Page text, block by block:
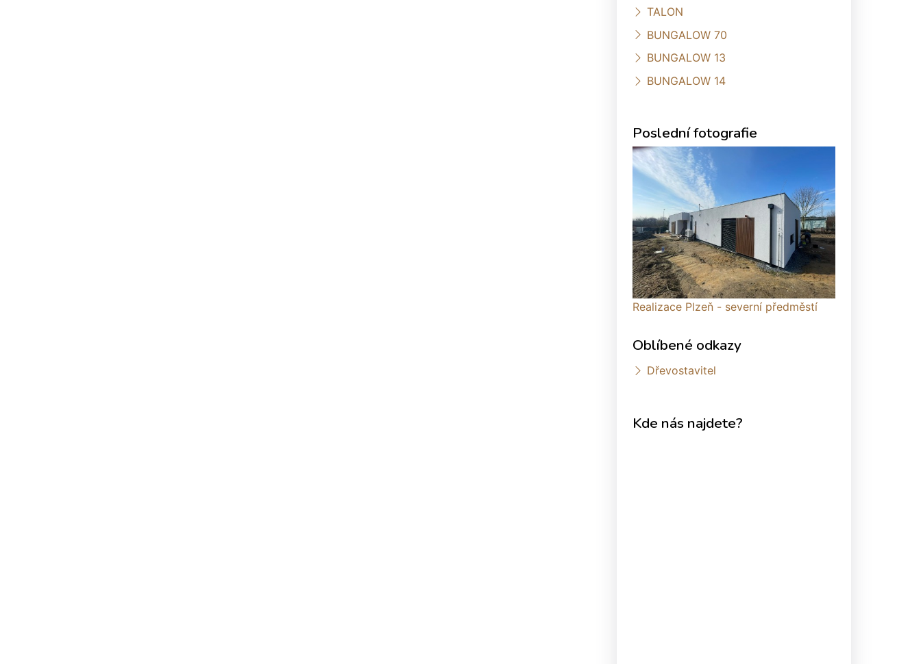
TALON
BUNGALOW 70
BUNGALOW 13
BUNGALOW 14
Poslední fotografie
Realizace Plzeň - severní předměstí
Oblíbené odkazy
Dřevostavitel
Kde nás najdete?